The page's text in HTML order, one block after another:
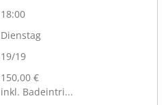
18:00
Dienstag
19/19
150,00 €
inkl. Badeintri...